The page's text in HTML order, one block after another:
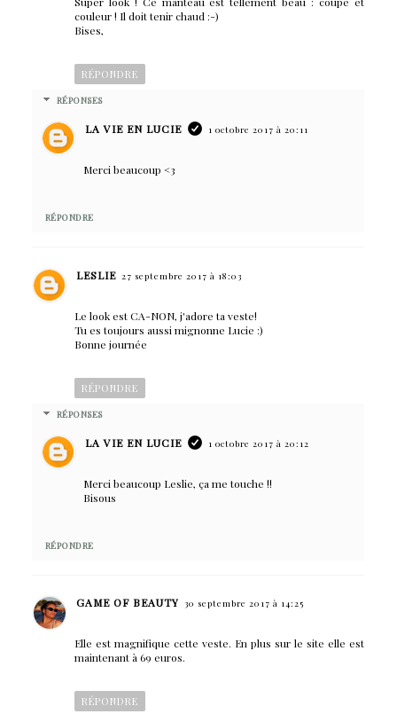
couleur ! Il doit tenir chaud :-)
Bises,
RÉPONDRE
RÉPONSES
LA VIE EN LUCIE 1 octobre 2017 à 20:11
Merci beaucoup <3
RÉPONDRE
LESLIE 27 septembre 2017 à 18:03
Le look est CA-NON, j'adore ta veste!
Tu es toujours aussi mignonne Lucie :)
Bonne journée
RÉPONDRE
RÉPONSES
LA VIE EN LUCIE 1 octobre 2017 à 20:12
Merci beaucoup Leslie, ça me touche !!
Bisous
RÉPONDRE
GAME OF BEAUTY 30 septembre 2017 à 14:25
Elle est magnifique cette veste. En plus sur le site elle est
maintenant à 69 euros.
RÉPONDRE